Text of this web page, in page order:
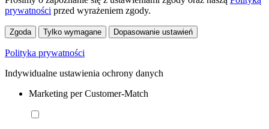
prywatności przed wyrażeniem zgody.
Zgoda Tylko wymagane Dopasowanie ustawień
Polityka prywatności
Indywidualne ustawienia ochrony danych
Marketing per Customer-Match